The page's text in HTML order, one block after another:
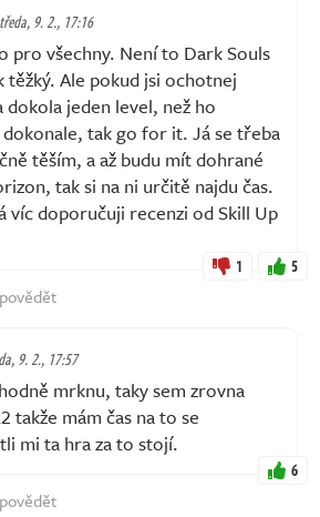
9. 2., 17:16
pro všechny. Není to Dark Souls
těžký. Ale pokud jsi ochotnej
jeden level, než ho
tak go for it. Já se třeba
těším, a až budu mít dohrané
tak si na ni určitě najdu čas.
víc doporučuji recenzi od Skill Up
1 5
9. 2., 17:57
mrknu, taky sem zrovna
takže mám čas na to se
mi ta hra za to stojí.
6